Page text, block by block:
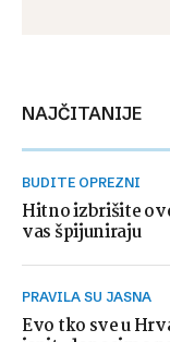
NAJČITANIJE
BUDITE OPREZNI
Hitno izbrišite
vas špijuniraju
PRAVILA SU JASNA
Evo tko sve u